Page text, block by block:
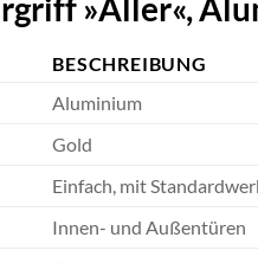
»Aller«,
BESCHREIBUNG
Aluminium
Gold
Einfach, mit
Innen- und Außentüren